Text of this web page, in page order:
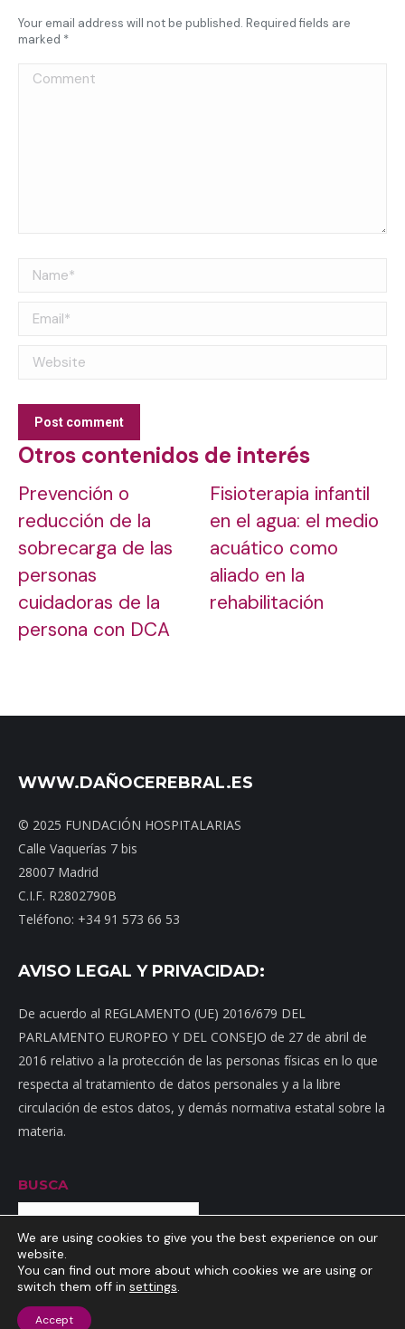
Your email address will not be published. Required fields are
marked *
Comment
Name *
Email *
Website
Post comment
Otros contenidos de interés
Prevención o
reducción de la
sobrecarga de las
personas
cuidadoras de la
persona con DCA
Fisioterapia infantil
en el agua: el medio
acuático como
aliado en la
rehabilitación
WWW.DAÑOCEREBRAL.ES
© 2025 FUNDACIÓN HOSPITALARIAS
Calle Vaquerías 7 bis
28007 Madrid
C.I.F. R2802790B
Teléfono: +34 91 573 66 53
AVISO LEGAL Y PRIVACIDAD:
De acuerdo al REGLAMENTO (UE) 2016/679 DEL
PARLAMENTO EUROPEO Y DEL CONSEJO de 27 de abril de
2016 relativo a la protección de las personas físicas en lo que
respecta al tratamiento de datos personales y a la libre
circulación de estos datos, y demás normativa estatal sobre la
materia.
BUSCA
Buscar
Inicio Mapa web
We are using cookies to give you the best experience on our
website.
You can find out more about which cookies we are using or
switch them off in settings.
Accept